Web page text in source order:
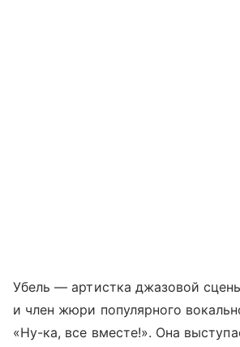
Убель — артистка джазовой
и член жюри популярного
«Ну-ка, все вместе!». Она